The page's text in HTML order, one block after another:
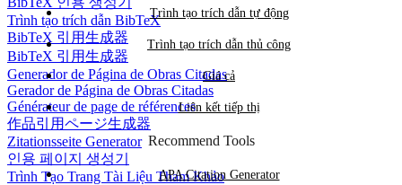
Trình tạo trích dẫn BibTeX
BibTeX 引用生成器
BibTeX 引用生成器
Generador de Página de Obras Citadas
Gerador de Página de Obras Citadas
Générateur de page de références
作品引用ページ生成器
Zitationsseite Generator
인용 페이지 생성기
Trình Tạo Trang Tài Liệu Tham Khảo
Trình tạo trích dẫn tự động
Trình tạo trích dẫn thủ công
Giá cả
Liên kết tiếp thị
Recommend Tools
APA Citation Generator